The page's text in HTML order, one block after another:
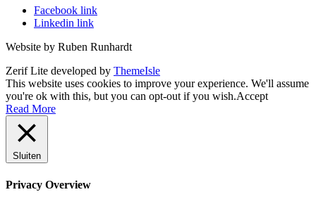
Facebook link
Linkedin link
Website by Ruben Runhardt
Zerif Lite developed by ThemeIsle
This website uses cookies to improve your experience. We'll assume
you're ok with this, but you can opt-out if you wish.Accept
Read More
Sluiten
Privacy Overview